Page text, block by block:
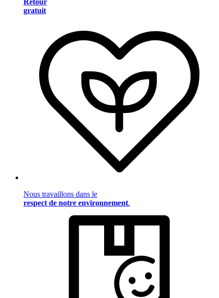
gratuit
Nous travaillons dans le
respect de notre environnement.